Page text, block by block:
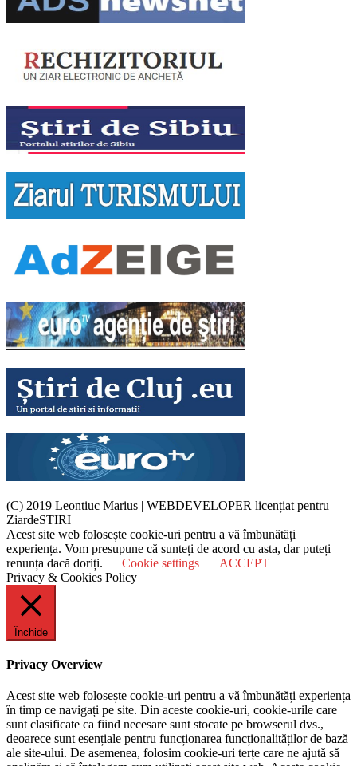
(C) 2019 Leontiuc Marius | WEBDEVELOPER licențiat pentru
ZiardeSTIRI
Acest site web folosește cookie-uri pentru a vă îmbunătăți
experiența. Vom presupune că sunteți de acord cu asta, dar puteți
renunța dacă doriți.
Cookie settings
ACCEPT
Privacy & Cookies Policy
Închide
Privacy Overview
Acest site web folosește cookie-uri pentru a vă îmbunătăți experiența
în timp ce navigați pe site. Din aceste cookie-uri, cookie-urile care
sunt clasificate ca fiind necesare sunt stocate pe browserul dvs.,
deoarece sunt esențiale pentru funcționarea funcționalităților de bază
ale site-ului. De asemenea, folosim cookie-uri terțe care ne ajută să